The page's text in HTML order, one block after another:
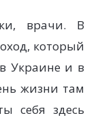
врачи. В
который
Украине и в
жизни там
себя здесь